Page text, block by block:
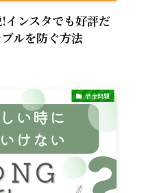
インスタでも好評だ
ルを防ぐ方法
借金問題